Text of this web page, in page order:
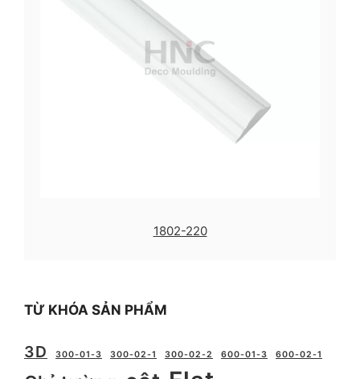
1802-220
TỪ KHÓA SẢN PHẨM
3D 300-01-3 300-02-1 300-02-2 600-01-3 600-02-1